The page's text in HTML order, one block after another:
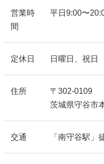
営業時
間
平日9:00〜
定休日 日曜日、祝日
住所
〒302-0109
茨城県守谷市
交通 「南守谷駅」